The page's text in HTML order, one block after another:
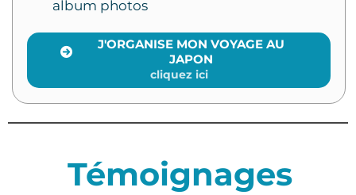
album photos
J'ORGANISE MON VOYAGE AU
JAPON
cliquez ici
Témoignages